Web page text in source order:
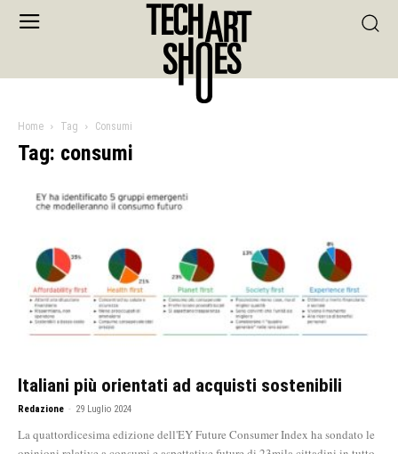
Home Tag Consumi
Tag: consumi
Italiani più orientati ad acquisti sostenibili
Redazione - 29 Luglio 2024
La quattordicesima edizione dell'EY Future Consumer Index ha sondato le